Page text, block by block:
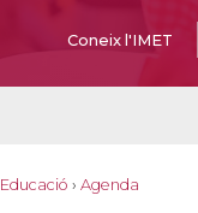
Coneix l'IMET
Educació › Agenda